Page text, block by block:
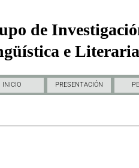
de
e
INICIO PRESENTACIÓN